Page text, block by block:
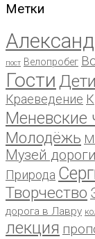
Метки
пост Велопробег
Гости Дети
Краеведение
Меневские
Молодёжь
Музей дороги
Природа
Творчество
дорога в Лавру
лекция